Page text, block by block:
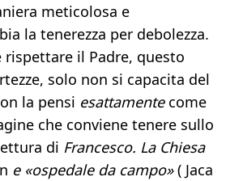
meticolosa e
la tenerezza per debolezza.
il Padre, questo
solo non si capacita del
la pensi esattamentecome
che conviene tenere sullo
di Francesco. La Chiesa
e «ospedale da campo»( Jaca